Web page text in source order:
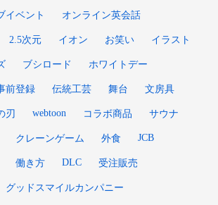
イベント オンライン英会話
2.5次元 イオン お笑い イラスト
ブシロード ホワイトデー
前登録 伝統工芸 舞台 文房具
刃 webtoon コラボ商品 サウナ
クレーンゲーム 外食 JCB
働き方 DLC 受注販売
グッドスマイルカンパニー